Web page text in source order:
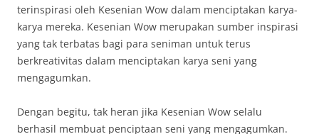
terinspirasi oleh Kesenian Wow dalam menciptakan karya-
karya mereka. Kesenian Wow merupakan sumber inspirasi
yang tak terbatas bagi para seniman untuk terus
berkreativitas dalam menciptakan karya seni yang
mengagumkan.
Dengan begitu, tak heran jika Kesenian Wow selalu
berhasil membuat penciptaan seni yang mengagumkan.